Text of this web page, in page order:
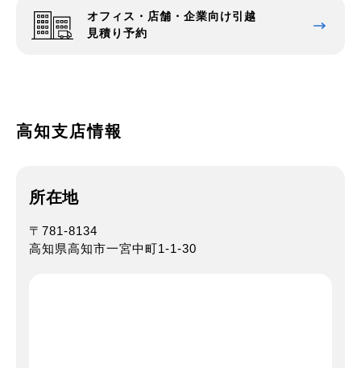
オフィス・店舗・企業向け引越
見積り予約
高知支店情報
所在地
〒781-8134
高知県高知市一宮中町1-1-30